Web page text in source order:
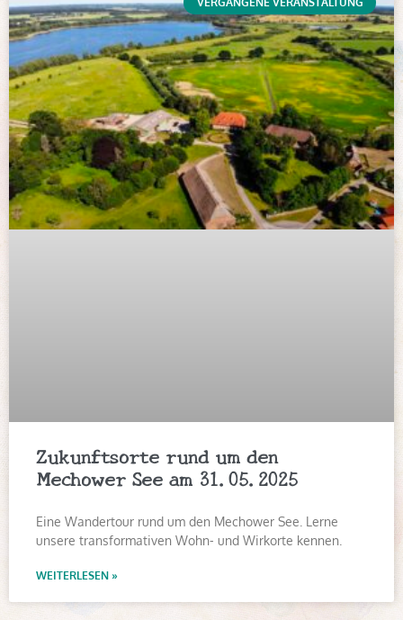
Zukunftsorte rund um den
Mechower See am 31.05.2025
Eine Wandertour rund um den Mechower See. Lerne
unsere transformativen Wohn- und Wirkorte kennen.
WEITERLESEN »